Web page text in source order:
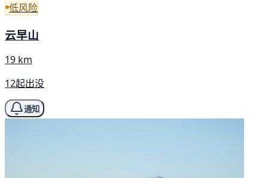
低风险
云早山
19 km
12起出没
通知